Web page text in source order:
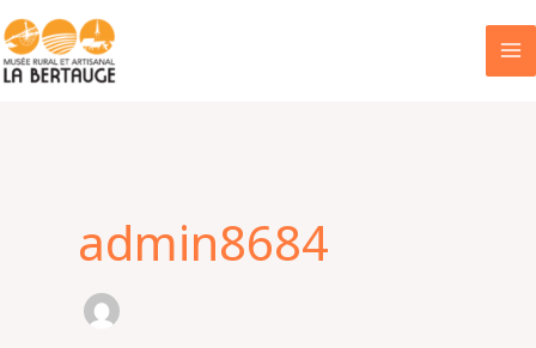
Aller
au
contenu
admin8684